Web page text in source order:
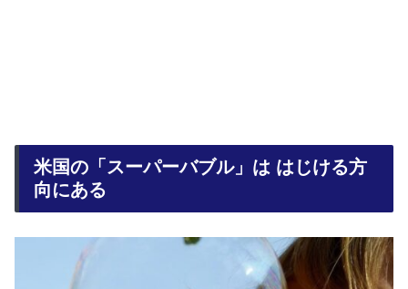
米国の「スーパーバブル」は はじける方
向にある